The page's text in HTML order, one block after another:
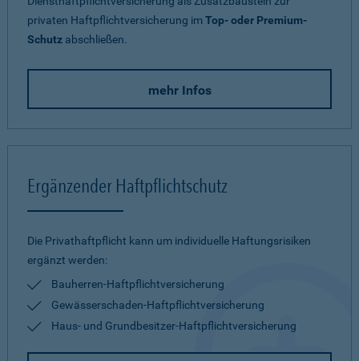
privaten Haftpflichtversicherung imTop- oder Premium-
Schutz abschließen.
mehr Infos
Ergänzender Haftpflichtschutz
Die Privathaftpflicht kann um individuelle Haftungsrisiken
ergänzt werden:
Bauherren-Haftpflichtversicherung
Gewässerschaden-Haftpflichtversicherung
Haus- und Grundbesitzer-Haftpflichtversicherung